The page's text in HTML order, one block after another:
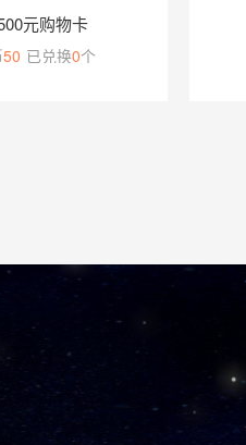
元购物卡
50 已兑换0个